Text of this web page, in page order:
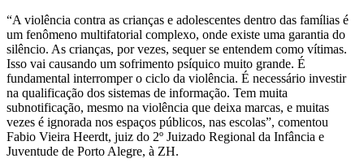
“A violência contra as crianças e adolescentes dentro das famílias é
um fenômeno multifatorial complexo, onde existe uma garantia do
silêncio. As crianças, por vezes, sequer se entendem como vítimas.
Isso vai causando um sofrimento psíquico muito grande. É
fundamental interromper o ciclo da violência. É necessário investir
na qualificação dos sistemas de informação. Tem muita
subnotificação, mesmo na violência que deixa marcas, e muitas
vezes é ignorada nos espaços públicos, nas escolas”, comentou
Fabio Vieira Heerdt, juiz do 2º Juizado Regional da Infância e
Juventude de Porto Alegre, à ZH.